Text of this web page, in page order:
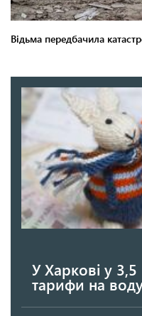
У Харкові у 3,5
тарифи на